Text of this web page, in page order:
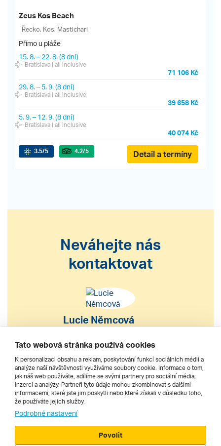
Zeus Kos Beach
Řecko, Kos, Mastichari
Přímo u pláže
15. 8.– 22. 8.(8 dní)
Bratislava| all inclusive
71 106 Kč
29. 8.– 5. 9.(8 dní)
Bratislava| all inclusive
39 658 Kč
5. 9.– 12. 9.(8 dní)
Bratislava| all inclusive
40 074 Kč
3.5/5 4.2/5 Detail a termíny
Neváhejte nás
kontaktovat
Lucie Němcová
S výběrem nebo nákupem
zájezdu vám pomohu
222 200 610
Tato webová stránka používá cookies
K personalizaci obsahu a reklam, poskytování funkcí sociálních médií a
analýze naší návštěvnosti využíváme soubory cookie. Informace o tom,
jak náš web používáte, sdílíme se svými partnery pro sociální média,
inzerci a analýzy. Partneři tyto údaje mohou zkombinovat s dalšími
informacemi, které jste jim poskytli nebo které získali v důsledku toho,
že používáte jejich služby.
Podrobné nastavení
Povolit